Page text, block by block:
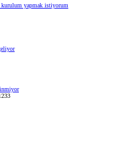
kurulum yapmak istiyorum